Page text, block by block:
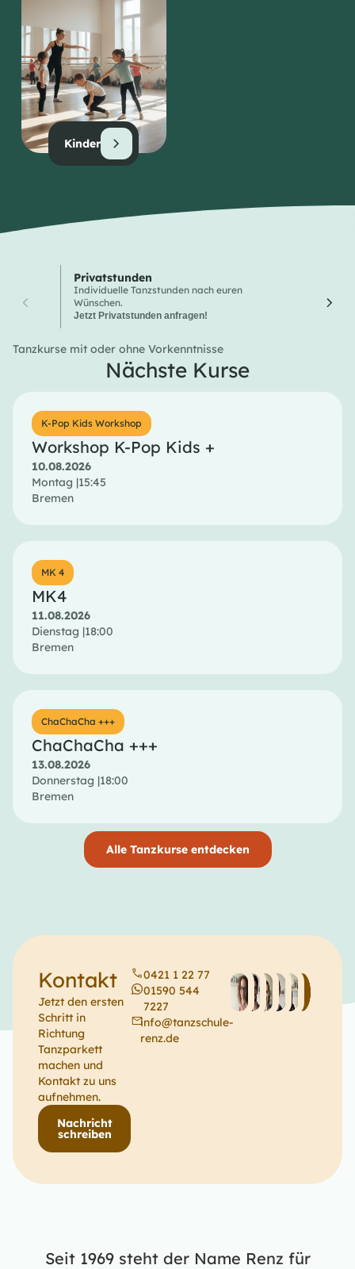
Kinder
Privatstunden
Individuelle Tanzstunden nach euren
Wünschen.
Jetzt Privatstunden anfragen!
Tanzkurse mit oder ohne Vorkenntnisse
Nächste Kurse
K-Pop Kids Workshop
Workshop K-Pop Kids +
10.08.2026
Montag |15:45
Bremen
MK 4
MK4
11.08.2026
Dienstag |18:00
Bremen
ChaChaCha +++
ChaChaCha +++
13.08.2026
Donnerstag |18:00
Bremen
Alle Tanzkurse entdecken
Kontakt
Jetzt den ersten
Schritt in
Richtung
Tanzparkett
machen und
Kontakt zu uns
aufnehmen.
Nachricht
schreiben
0421 1 22 77
01590 544
7227
info@tanzschule-
renz.de
Seit 1969 steht der Name Renz für